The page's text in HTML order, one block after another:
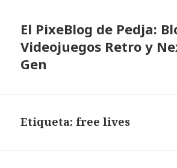
El PixeBlog de Pedja:
Videojuegos Retro y
Gen
Etiqueta: free lives